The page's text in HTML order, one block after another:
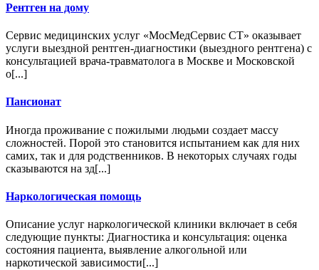
Рентген на дому
Сервис медицинских услуг «МосМедСервис СТ» оказывает
услуги выездной рентген-диагностики (выездного рентгена) с
консультацией врача-травматолога в Москве и Московской
о[...]
Пансионат
Иногда проживание с пожилыми людьми создает массу
сложностей. Порой это становится испытанием как для них
самих, так и для родственников. В некоторых случаях годы
сказываются на зд[...]
Наркологическая помощь
Описание услуг наркологической клиники включает в себя
следующие пункты: Диагностика и консультация: оценка
состояния пациента, выявление алкогольной или
наркотической зависимости[...]